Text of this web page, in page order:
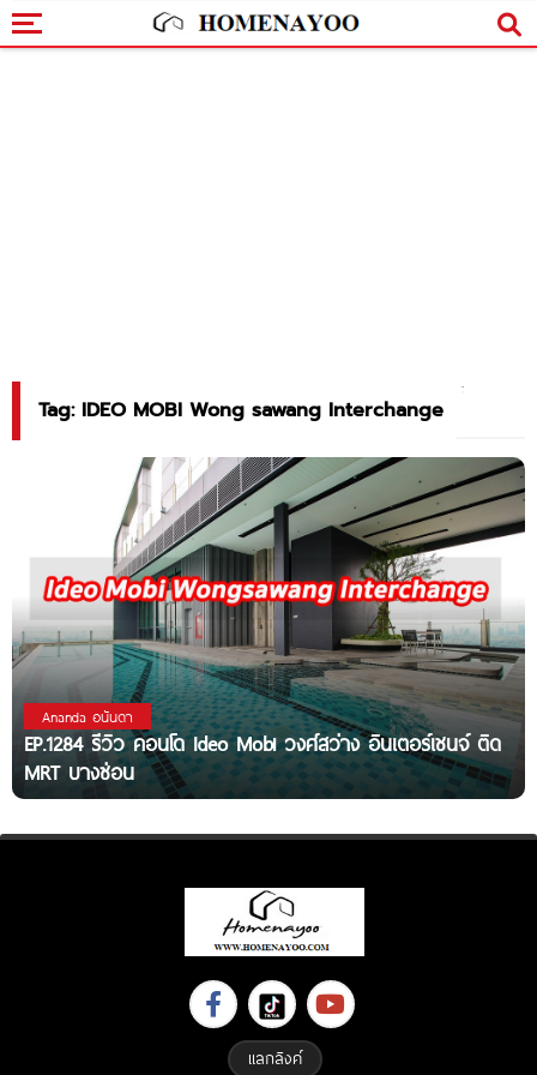
Tag: IDEO MOBI Wong sawang Interchange
Ananda อนันดา
EP.1284 รีวิว คอนโด Ideo Mobi วงศ์สว่าง อินเตอร์เชนจ์ ติด
MRT บางซ่อน
แลกลิงค์